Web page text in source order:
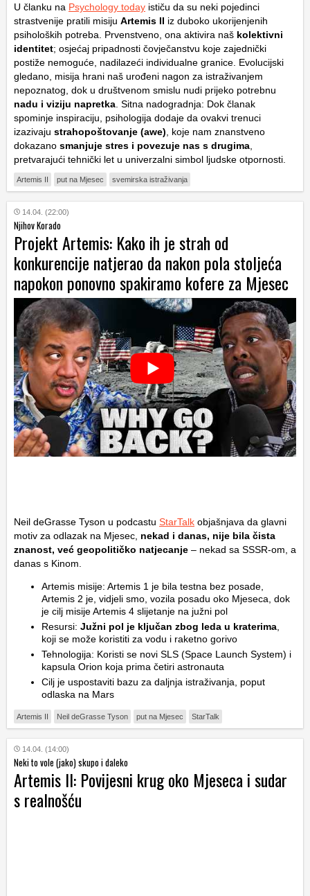
U članku na Psychology today ističu da su neki pojedinci
strastvenije pratili misiju Artemis II iz duboko ukorijenjenih
psiholoških potreba. Prvenstveno, ona aktivira naš kolektivni
identitet; osjećaj pripadnosti čovječanstvu koje zajednički
postiže nemoguće, nadilazeći individualne granice. Evolucijski
gledano, misija hrani naš urođeni nagon za istraživanjem
nepoznatog, dok u društvenom smislu nudi prijeko potrebnu
nadu i viziju napretka . Sitna nadogradnja: Dok članak
spominje inspiraciju, psihologija dodaje da ovakvi trenuci
izazivaju strahopoštovanje (awe) , koje nam znanstveno
dokazano smanjuje stres i povezuje nas s drugima
pretvarajući tehnički let u univerzalni simbol ljudske otpornosti.
Artemis II put na Mjesec svemirska istraživanja
14.04. (22:00)
Njihov Korado
Projekt Artemis: Kako ih je strah od
konkurencije natjerao da nakon pola stoljeća
napokon ponovno spakiramo kofere za Mjesec
Neil deGrasse Tyson u podcastu StarTalk objašnjava da glavni
motiv za odlazak na Mjesec, nekad i danas, nije bila čista
znanost, već geopolitičko natjecanje – nekad sa SSSR-om, a
danas s Kinom.
Artemis misije: Artemis 1 je bila testna bez posade,
Artemis 2 je, vidjeli smo, vozila posadu oko Mjeseca, dok
je cilj misije Artemis 4 slijetanje na južni pol
Resursi: Južni pol je ključan zbog leda u kraterima
koji se može koristiti za vodu i raketno gorivo
Tehnologija: Koristi se novi SLS (Space Launch System) i
kapsula Orion koja prima četiri astronauta
Cilj je uspostaviti bazu za daljnja istraživanja, poput
odlaska na Mars
Artemis II Neil deGrasse Tyson put na Mjesec StarTalk
14.04. (14:00)
Neki to vole (jako) skupo i daleko
Artemis II: Povijesni krug oko Mjeseca i sudar
s realnošću